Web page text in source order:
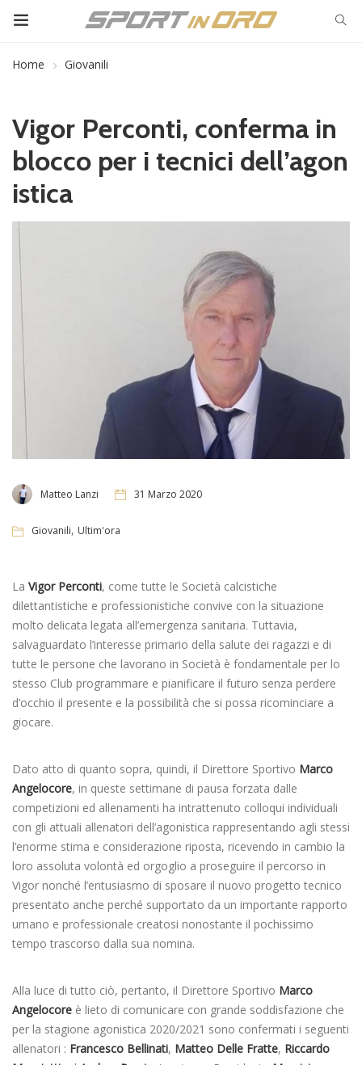
Home Giovanili
Vigor Perconti, conferma in
blocco per i tecnici dell’agon
istica
Matteo Lanzi 31 Marzo 2020
Giovanili, Ultim'ora
La Vigor Perconti, come tutte le Società calcistiche
dilettantistiche e professionistiche convive con la situazione
molto delicata legata all’emergenza sanitaria. Tuttavia,
salvaguardato l’interesse primario della salute dei ragazzi e di
tutte le persone che lavorano in Società è fondamentale per lo
stesso Club programmare e pianificare il futuro senza perdere
d’occhio il presente e la possibilità che si possa ricominciare a
giocare.
Dato atto di quanto sopra, quindi, il Direttore Sportivo Marco
Angelocore, in queste settimane di pausa forzata dalle
competizioni ed allenamenti ha intrattenuto colloqui individuali
con gli attuali allenatori dell’agonistica rappresentando agli stessi
l’enorme stima e considerazione riposta, ricevendo in cambio la
loro assoluta volontà ed orgoglio a proseguire il percorso in
Vigor nonché l’entusiasmo di sposare il nuovo progetto tecnico
presentato anche perché supportato da un importante rapporto
umano e professionale creatosi nonostante il pochissimo
tempo trascorso dalla sua nomina.
Alla luce di tutto ciò, pertanto, il Direttore Sportivo Marco
Angelocore è lieto di comunicare con grande soddisfazione che
per la stagione agonistica 2020/2021 sono confermati i seguenti
allenatori : Francesco Bellinati, Matteo Delle Fratte, Riccardo